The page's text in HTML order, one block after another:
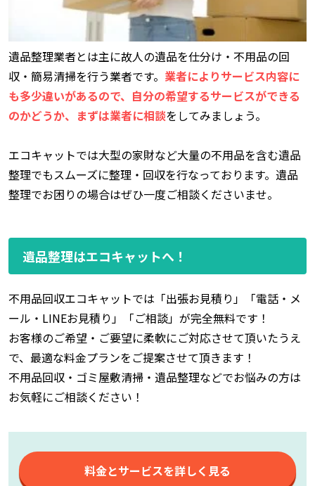
遺品整理業者とは主に故人の遺品を仕分け・不用品の回
収・簡易清掃を行う業者です。 業者によりサービス内容に
も多少違いがあるので、自分の希望するサービスができる
のかどうか、まずは業者に相談をしてみましょう。
エコキャットでは大型の家財など大量の不用品を含む遺品
整理でもスムーズに整理・回収を行なっております。遺品
整理でお困りの場合はぜひ一度ご相談くださいませ。
遺品整理はエコキャットへ！
不用品回収エコキャットでは「出張お見積り」「電話・メ
ール・LINEお見積り」「ご相談」が完全無料です！
お客様のご希望・ご要望に柔軟にご対応させて頂いたうえ
で、最適な料金プランをご提案させて頂きます！
不用品回収・ゴミ屋敷清掃・遺品整理などでお悩みの方は
お気軽にご相談ください！
料金とサービスを詳しく見る